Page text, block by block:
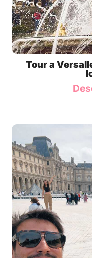
Tour a